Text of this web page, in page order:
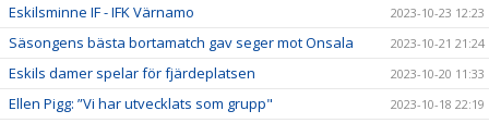
Eskilsminne IF - IFK Värnamo 2023-10-23 12:23
Säsongens bästa bortamatch gav seger mot Onsala 2023-10-21 21:24
Eskils damer spelar för fjärdeplatsen 2023-10-20 11:33
Ellen Pigg: ”Vi har utvecklats som grupp" 2023-10-18 22:19